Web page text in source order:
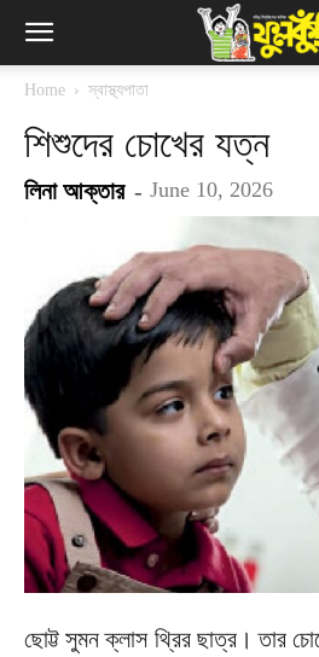
Home স্বাস্থ্যপাতা
শিশুদের চোখের যত্ন
লিনা আক্তার - June 10, 2026
ছোট্ট সুমন ক্লাস থ্রির ছাত্র। তার